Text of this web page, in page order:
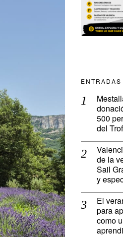
500
del
de la
Sail
y
El
para
como